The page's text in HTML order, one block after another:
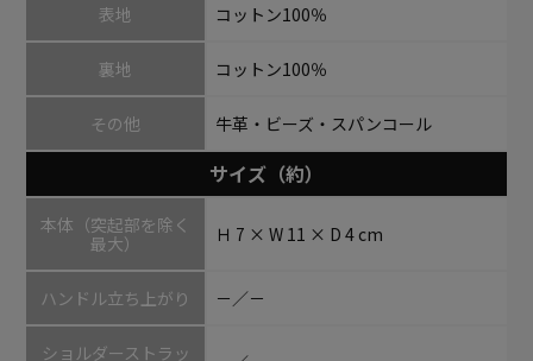
表地 コットン100％
裏地 コットン100％
その他 牛革・ビーズ・スパンコール
サイズ（約）
本体（突起部を除く
最大）
Ｈ 7 × W 11 × D 4 cm
ハンドル立ち上がり －／－
ショルダーストラッ